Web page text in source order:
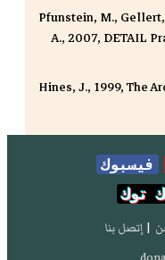
Pfunstein, M.,
A., 2007, DETAIL
Hines, J., 1999, The
فيسبوك
توك
| إتصل بنا